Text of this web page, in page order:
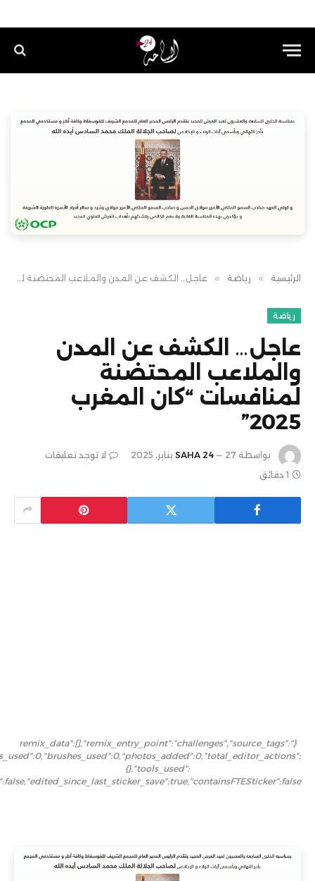
الرئيسية » رياضة » عاجل… الكشف عن المدن والملاعب المحتضنة لمنافسات “كان المغرب 2025”
رياضة
عاجل… الكشف عن المدن
والملاعب المحتضنة
لمنافسات “كان المغرب
2025”
بواسطة SAHA 24 27 يناير، 2025
لا توجد تعليقات
1 دقائق
{"remix_data":[],"remix_entry_point":"challenges","source_tags":
{},"tools_used":